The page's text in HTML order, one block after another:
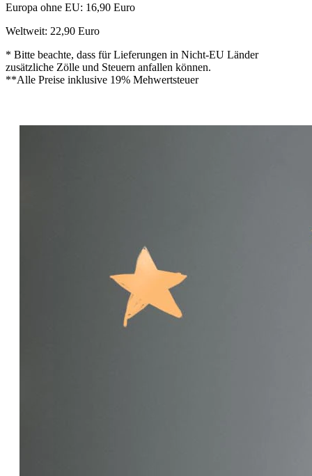
Europa ohne EU: 16,90 Euro
Weltweit: 22,90 Euro
* Bitte beachte, dass für Lieferungen in Nicht-EU Länder
zusätzliche Zölle und Steuern anfallen können.
**Alle Preise inklusive 19% Mehwertsteuer